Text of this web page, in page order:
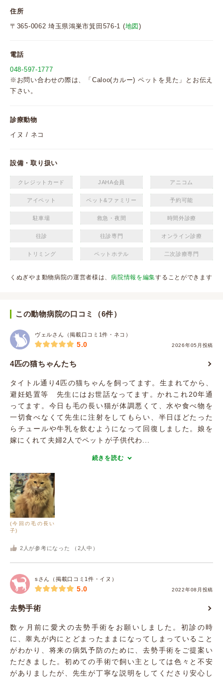
住所
〒365-0062 埼玉県鴻巣市箕田576-1 (地図 )
電話
048-597-1777
※お問い合わせの際は、「Caloo(カルー) ペットを見た」とお伝え
下さい。
診療動物
イヌ / ネコ
設備・取り扱い
クレジットカード JAHA会員 アニコム
アイペット ペット&ファミリー 予約可能
駐車場 救急・夜間 時間外診療
往診 往診専門 オンライン診療
トリミング ペットホテル 二次診療専門
くぬぎやま動物病院の運営者様は、病院情報を編集することができます
この動物病院の口コミ（6件）
ヴェルさん（掲載口コミ1件・ネコ）
2026年05月投稿
5.0
4匹の猫ちゃんたち
タイトル通り4匹の猫ちゃんを飼ってます。生まれてから、
避妊処置等 先生にはお世話なってます。かれこれ20年通
ってます。今日も毛の長い猫が体調悪くて、水や食べ物を
一切食べなくて先生に注射をしてもらい、半日ほどたった
らチュールや牛乳を飲むようになって回復しました。娘を
嫁にくれて夫婦2人でペットが子供代わ...
続きを読む
(今回の毛の長い
子)
2 人が参考になった （ 2 人中）
sさん（掲載口コミ1件・イヌ）
2022年08月投稿
5.0
去勢手術
数ヶ月前に愛犬の去勢手術をお願いしました。初診の時
に、睾丸が内にとどまったままになってしまっていること
がわかり、将来の病気予防のために、去勢手術をご提案い
ただきました。初めての手術で飼い主としては色々と不安
がありましたが、先生が丁寧な説明をしてくださり安心し